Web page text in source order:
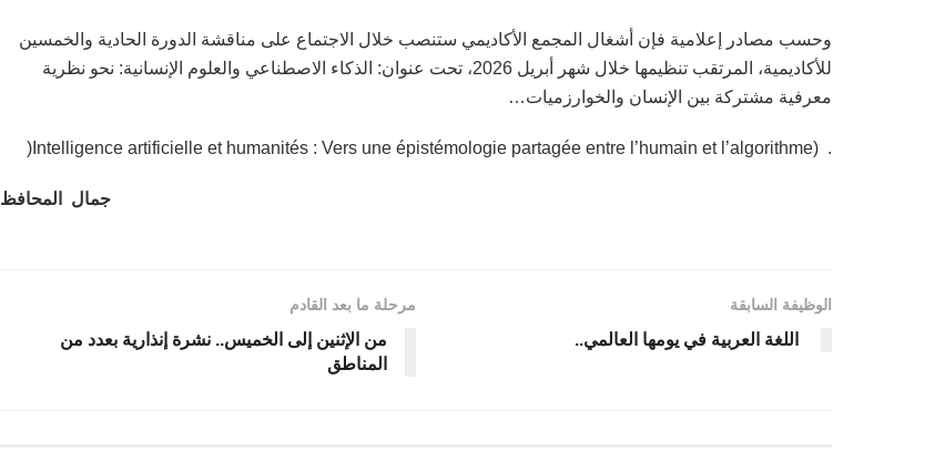
وحسب مصادر إعلامية فإن أشغال المجمع الأكاديمي ستنصب خلال الاجتماع على مناقشة الدورة الحادية والخمسين
للأكاديمية، المرتقب تنظيمها خلال شهر أبريل 2026، تحت عنوان: الذكاء الاصطناعي والعلوم الإنسانية: نحو نظرية
معرفية مشتركة بين الإنسان والخوارزميات…
. (Intelligence artificielle et humanités : Vers une épistémologie partagée entre l’humain et l’algorithme(
جمال المحافظ
الوظيفة السابقة
اللغة العربية في يومها العالمي..
مرحلة ما بعد القادم
من الإثنين إلى الخميس.. نشرة إنذارية بعدد من
المناطق